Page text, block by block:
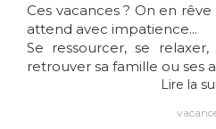
Ces vacances ? On en
attend avec impatience...
Se ressourcer, se relaxer,
retrouver sa famille ou ses
Lire la